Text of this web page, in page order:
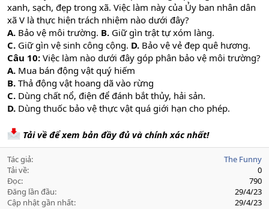
xanh, sạch, đẹp trong xã. Việc làm này của Ủy ban nhân dân
xã V là thực hiện trách nhiệm nào dưới đây?
A. Bảo vệ môi trường. B. Giữ gìn trật tự xóm làng.
C. Giữ gìn vệ sinh công cộng. D. Bảo vệ vẻ đẹp quê hương.
Câu 10: Việc làm nào dưới đây góp phân bảo vệ môi trường?
A. Mua bán động vật quý hiếm
B. Thả động vật hoang dã vào rừng
C. Dùng chất nổ, điện để đánh bắt thủy, hải sản.
D. Dùng thuốc bảo vệ thực vật quá giới hạn cho phép.
Tải về để xem bản đầy đủ và chính xác nhất!
Tác giả
The Funny
Tải về
0
Đọc
790
Đăng lần đầu
29/4/23
Cập nhật gần nhất
29/4/23